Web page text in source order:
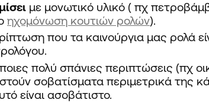
με μονωτικό υλικό ( πχ
ηχομόνωση κουτιών ρολών).
που τα καινούργια μας ρολά
πολύ σπάνιες περιπτώσεις (πχ
σοβατίσματα περιμετρικά της
είναι ασοβάτιστο.